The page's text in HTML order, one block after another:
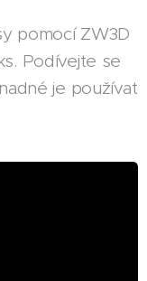
pomocí ZW3D
Podívejte se
je používat